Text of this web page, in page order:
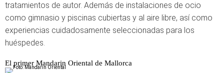
tratamientos de autor. Además de instalaciones de ocio
como gimnasio y piscinas cubiertas y al aire libre, así como
experiencias cuidadosamente seleccionadas para los
huéspedes.
El primer Mandarin Oriental de Mallorca